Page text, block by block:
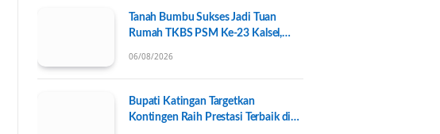
Tanah Bumbu Sukses Jadi Tuan
Rumah TKBS PSM Ke-23 Kalsel,
06/08/2026
Bupati Katingan Targetkan
Kontingen Raih Prestasi Terbaik di